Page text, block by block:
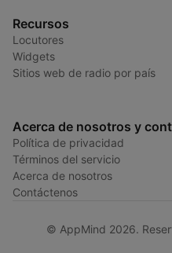
Recursos
Locutores
Widgets
Sitios web de radio por país
Acerca de nosotros y
Política de privacidad
Términos del servicio
Acerca de nosotros
Contáctenos
© AppMind 2026.